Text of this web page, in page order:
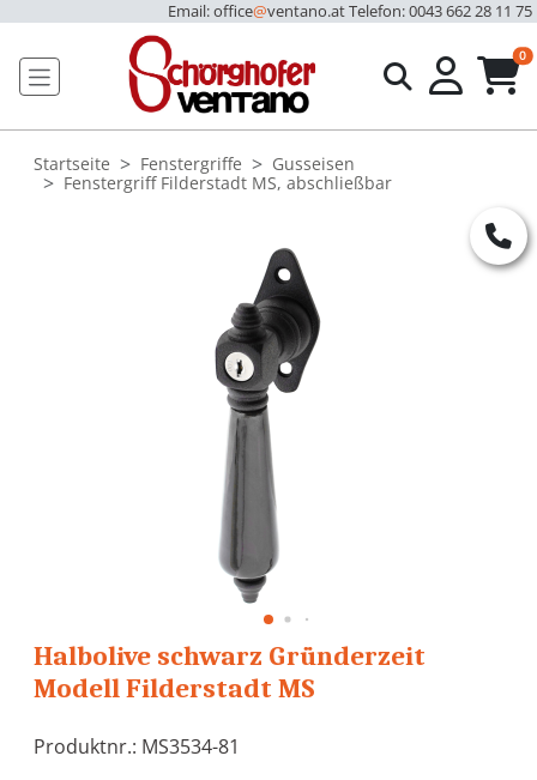
Email: office@ventano.atTelefon: 0043 662 28 11 75
0
Startseite Fenstergriffe
Gusseisen
Fenstergriff Filderstadt MS, abschließbar
Halbolive schwarz Gründerzeit
Modell Filderstadt MS
Produktnr.: MS3534-81